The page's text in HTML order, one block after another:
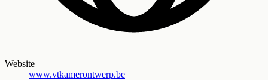
Website
www.vtkamerontwerp.be